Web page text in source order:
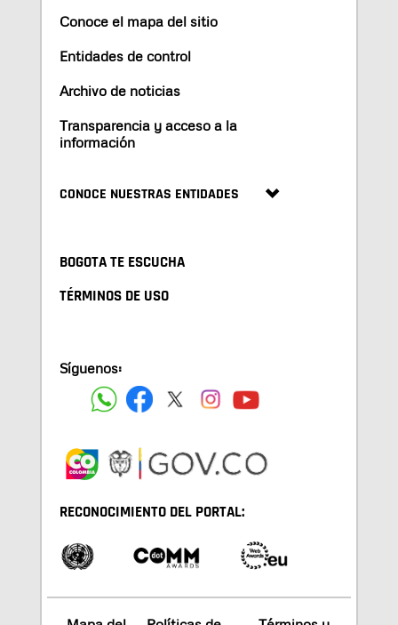
Conoce el mapa del sitio
Entidades de control
Archivo de noticias
Transparencia y acceso a la
información
CONOCE NUESTRAS ENTIDADES
BOGOTA TE ESCUCHA
TÉRMINOS DE USO
Síguenos:
RECONOCIMIENTO DEL PORTAL: